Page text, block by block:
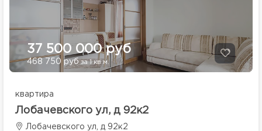
37 500 000 руб
468 750 рубза 1 кв.м.
квартира
Лобачевского ул, д 92к2
Лобачевского ул, д 92к2